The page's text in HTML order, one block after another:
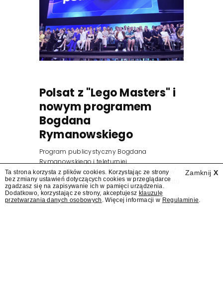
Polsat z "Lego Masters" i
nowym programem
Bogdana
Rymanowskiego
Program publicystyczny Bogdana
Rymanowskiego i teleturniej
muzyczny "Hitster. Muzyczna gra przebojów"
znajdą się wśród jesiennych nowości Polsatu.
Polsat przejmuje od TVN program "Lego
Masters".
Zamknij X
Ta strona korzysta z plików cookies. Korzystając ze strony
bez zmiany ustawień dotyczących cookies w przeglądarce
zgadzasz się na zapisywanie ich w pamięci urządzenia.
Dodatkowo, korzystając ze strony, akceptujesz klauzulę
przetwarzania danych osobowych . Więcej informacji w Regulaminie.